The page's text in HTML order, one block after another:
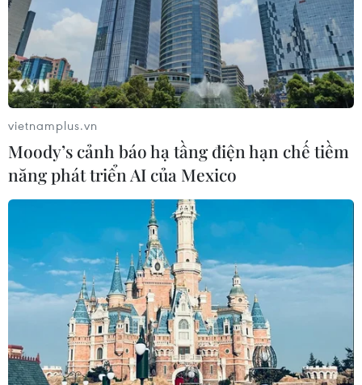
#Ninh Thuận #Làng gốm Bàu Trúc
#dân tộc Chăm
#nghề thủ công
Khánh Hòa Ninh Thuận
Theo dõi VietnamPlus
vietnamplus.vn
Moody’s cảnh báo hạ tầng điện hạn chế tiềm
năng phát triển AI của Mexico